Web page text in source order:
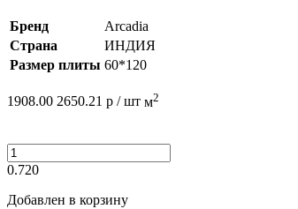
Бренд
Arcadia
Страна
ИНДИЯ
Размер плиты 60*120
1908.00 2650.21 р / шт м2
0.720
Добавлен в корзину